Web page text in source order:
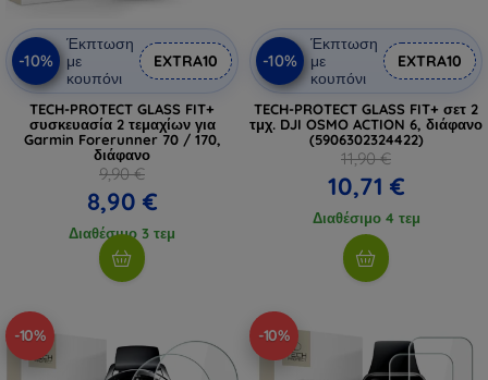
-10%
Έκπτωση
με
κουπόνι
EXTRA10
TECH-PROTECT GLASS FIT+
συσκευασία 2 τεμαχίων για
Garmin Forerunner 70 / 170,
διάφανο
9,90 €
8,90 €
Διαθέσιμο 3 τεμ
-10%
Έκπτωση
με
κουπόνι
EXTRA10
TECH-PROTECT GLASS FIT+ σετ 2
τμχ. DJI OSMO ACTION 6, διάφανο
(5906302324422)
11,90 €
10,71 €
Διαθέσιμο 4 τεμ
-10% -10%